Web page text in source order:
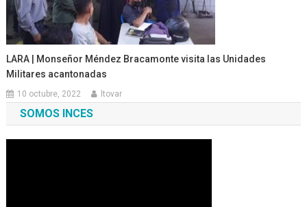
LARA | Monseñor Méndez Bracamonte visita las Unidades
Militares acantonadas
10 octubre, 2022 ltovar
SOMOS INCES